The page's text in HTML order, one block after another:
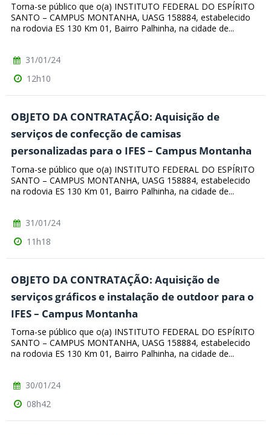
Torna-se público que o(a) INSTITUTO FEDERAL DO ESPÍRITO
SANTO – CAMPUS MONTANHA, UASG 158884, estabelecido
na rodovia ES 130 Km 01, Bairro Palhinha, na cidade de...
31/01/24
12h10
OBJETO DA CONTRATAÇÃO: Aquisição de
serviços de confecção de camisas
personalizadas para o IFES – Campus Montanha
Torna-se público que o(a) INSTITUTO FEDERAL DO ESPÍRITO
SANTO – CAMPUS MONTANHA, UASG 158884, estabelecido
na rodovia ES 130 Km 01, Bairro Palhinha, na cidade de...
31/01/24
11h18
OBJETO DA CONTRATAÇÃO: Aquisição de
serviços gráficos e instalação de outdoor para o
IFES – Campus Montanha
Torna-se público que o(a) INSTITUTO FEDERAL DO ESPÍRITO
SANTO – CAMPUS MONTANHA, UASG 158884, estabelecido
na rodovia ES 130 Km 01, Bairro Palhinha, na cidade de...
30/01/24
08h42